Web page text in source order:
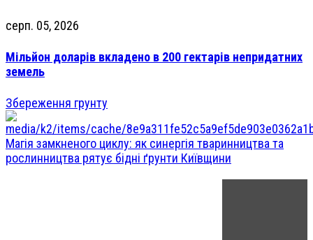
серп. 05, 2026
Мільйон доларів вкладено в 200 гектарів непридатних
земель
Збереження грунту
Магія замкненого циклу: як синергія тваринництва та
рослинництва рятує бідні ґрунти Київщини